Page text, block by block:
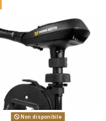
Non disponibile